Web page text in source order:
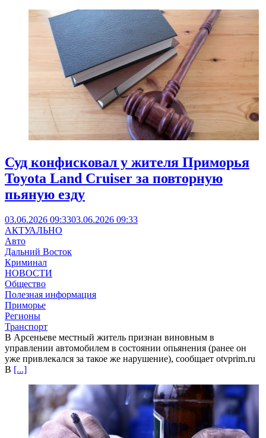
Суд конфисковал у жителя Приморья
Toyota Land Cruiser за повторную
пьяную езду
03.06.2026 09:3303.06.2026 09:33
АКТУАЛЬНО
Авто
Дальний Восток
Криминал
НОВОСТИ
Общество
Полезная информация
Приморье
Регионы
Транспорт
В Арсеньеве местный житель признан виновным в
управлении автомобилем в состоянии опьянения (ранее он
уже привлекался за такое же нарушение), сообщает otvprim.ru
В [...]